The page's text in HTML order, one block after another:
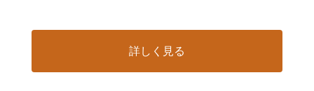
詳しく見る